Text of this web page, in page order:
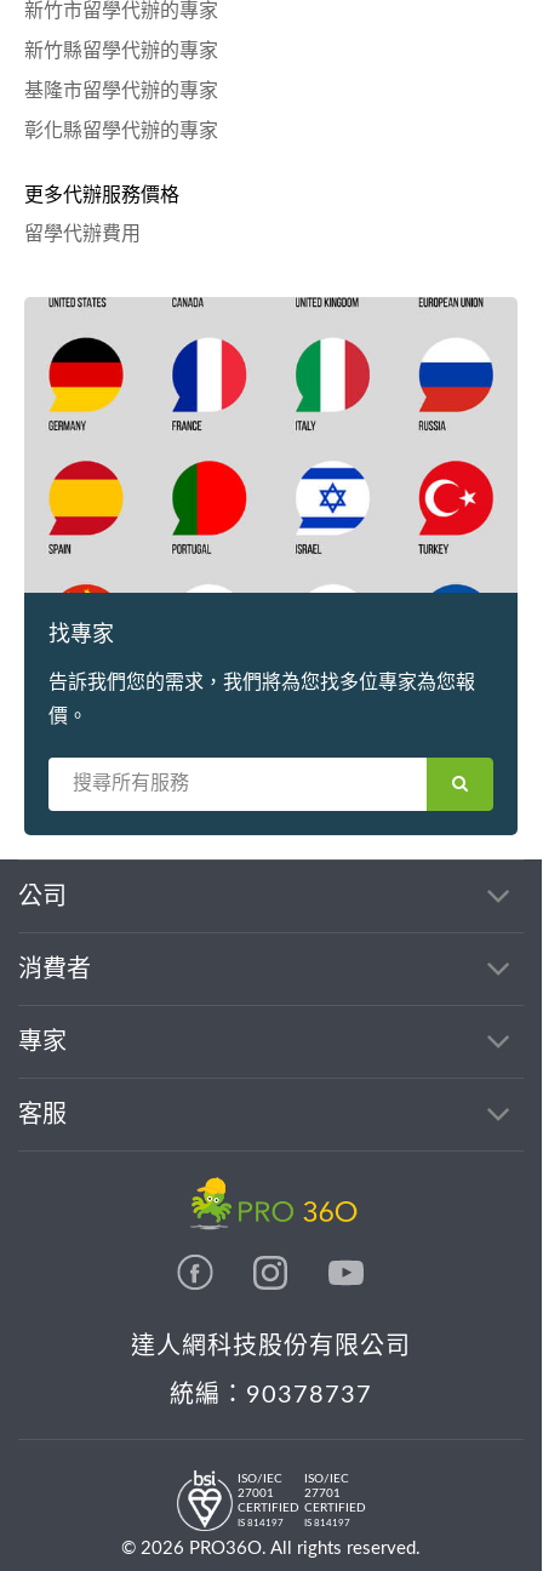
新竹市留學代辦的專家
新竹縣留學代辦的專家
基隆市留學代辦的專家
彰化縣留學代辦的專家
更多代辦服務價格
留學代辦費用
找專家
告訴我們您的需求，我們將為您找多位專家為您報
價。
公司
消費者
專家
客服
達人網科技股份有限公司
統編：90378737
ISO/IEC
27001
CERTIFIED
IS 814197
ISO/IEC
27701
CERTIFIED
IS 814197
© 2026 PRO36O. All rights reserved.
繼續完成